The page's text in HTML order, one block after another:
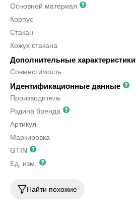
Основной материал
Корпус
Стакан
Кожух стакана
Дополнительные характеристики
Совместимость
Идентификационные данные
Производитель
Родина бренда
Артикул
Маркировка
GTIN
Ед. изм.
Найти похожие